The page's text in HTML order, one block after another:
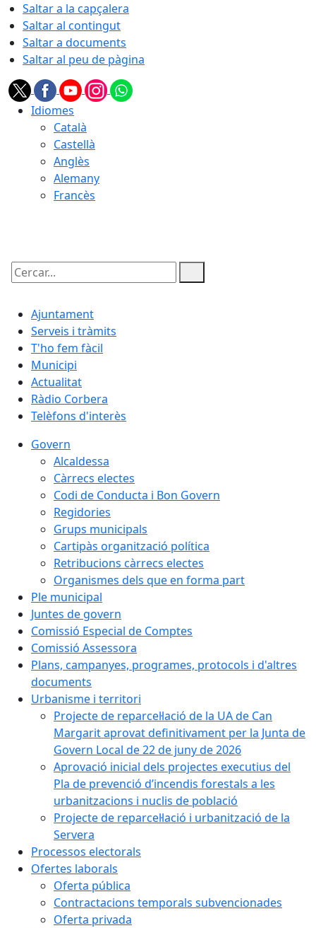
Saltar a la capçalera
Saltar al contingut
Saltar a documents
Saltar al peu de pàgina
Idiomes
Català
Castellà
Anglès
Alemany
Francès
Cercar:
Ajuntament
Serveis i tràmits
T'ho fem fàcil
Municipi
Actualitat
Ràdio Corbera
Telèfons d'interès
Govern
Alcaldessa
Càrrecs electes
Codi de Conducta i Bon Govern
Regidories
Grups municipals
Cartipàs organització política
Retribucions càrrecs electes
Organismes dels que en forma part
Ple municipal
Juntes de govern
Comissió Especial de Comptes
Comissió Assessora
Plans, campanyes, programes, protocols i d'altres
documents
Urbanisme i territori
Projecte de reparcel·lació de la UA de Can
Margarit aprovat definitivament per la Junta de
Govern Local de 22 de juny de 2026
Aprovació inicial dels projectes executius del
Pla de prevenció d’incendis forestals a les
urbanitzacions i nuclis de població
Projecte de reparcel·lació i urbanització de la
Servera
Processos electorals
Ofertes laborals
Oferta pública
Contractacions temporals subvencionades
Oferta privada